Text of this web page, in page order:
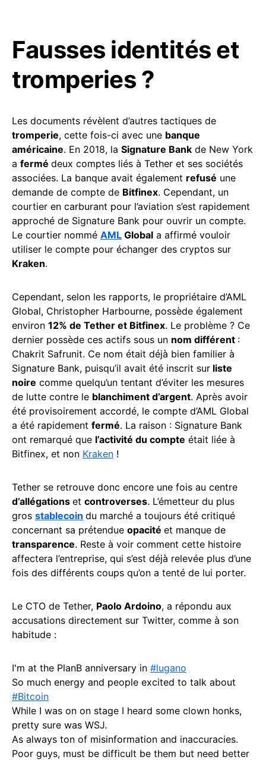
Fausses identités et
tromperies ?
Les documents révèlent d’autres tactiques de
tromperie, cette fois-ci avec une banque
américaine. En 2018, la Signature Bank de New York
a fermé deux comptes liés à Tether et ses sociétés
associées. La banque avait également refusé une
demande de compte de Bitfinex. Cependant, un
courtier en carburant pour l’aviation s’est rapidement
approché de Signature Bank pour ouvrir un compte.
Le courtier nommé AML Global a affirmé vouloir
utiliser le compte pour échanger des cryptos sur
Kraken.
Cependant, selon les rapports, le propriétaire d’AML
Global, Christopher Harbourne, possède également
environ 12% de Tether et Bitfinex. Le problème ? Ce
dernier possède ces actifs sous un nom différent :
Chakrit Safrunit. Ce nom était déjà bien familier à
Signature Bank, puisqu’il avait été inscrit sur liste
noire comme quelqu’un tentant d’éviter les mesures
de lutte contre le blanchiment d’argent. Après avoir
été provisoirement accordé, le compte d’AML Global
a été rapidement fermé. La raison : Signature Bank
ont remarqué que l’activité du compte était liée à
Bitfinex, et non Kraken !
Tether se retrouve donc encore une fois au centre
d’allégations et controverses. L’émetteur du plus
gros stablecoin du marché a toujours été critiqué
concernant sa prétendue opacité et manque de
transparence. Reste à voir comment cette histoire
affectera l’entreprise, qui s’est déjà relevée plus d’une
fois des différents coups qu’on a tenté de lui porter.
Le CTO de Tether, Paolo Ardoino, a répondu aux
accusations directement sur Twitter, comme à son
habitude :
I'm at the PlanB anniversary in #lugano
So much energy and people excited to talk about
#Bitcoin
While I was on on stage I heard some clown honks,
pretty sure was WSJ.
As always ton of misinformation and inaccuracies.
Poor guys, must be difficult be them but need better